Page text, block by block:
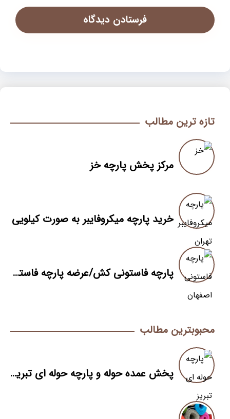
تازه ترین مطالب
مرکز پخش پارچه خز
خرید پارچه میکروفایبر به صورت کیلویی
پارچه فاستونی کش/عرضه پارچه فاستونی کش بصورت مستقیم
محبوبترین مطالب
پخش عمده حوله و پارچه حوله ای تبریز به صورت مستقیم از کارخانه